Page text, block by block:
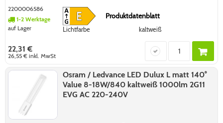
2200006586
1-2 Werktage
auf Lager
Produktdatenblatt
Lichtfarbe kaltweiß
22,31 €
26,55 €inkl. MwSt
Osram / Ledvance LED Dulux L matt 140°
Value 8-18W/840 kaltweiß 1000lm 2G11
EVG AC 220-240V